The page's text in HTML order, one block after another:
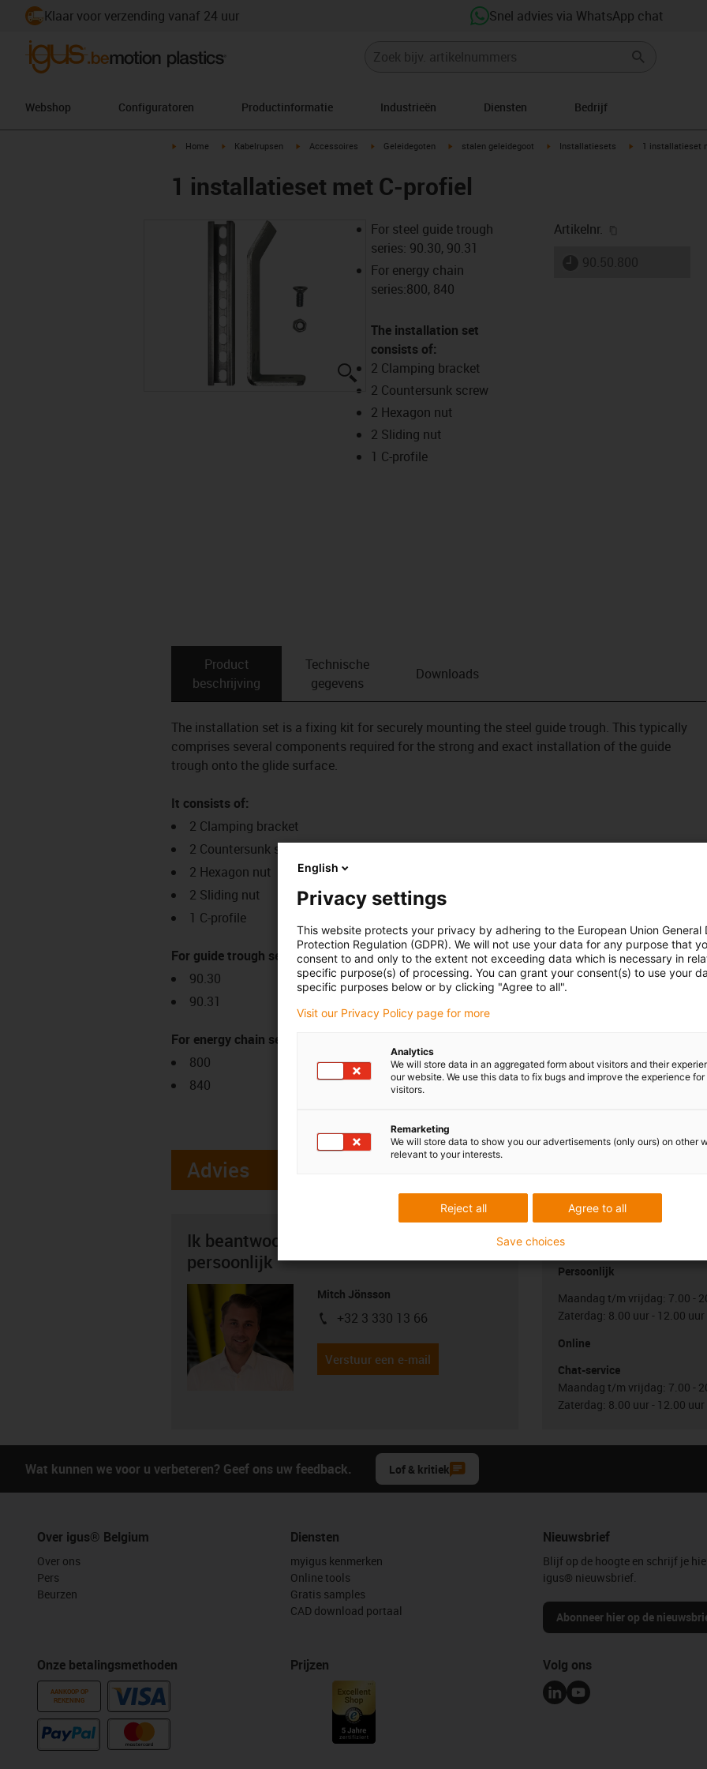
Klaar voor verzending vanaf 24 uur Snel advies via WhatsApp chat
Webshop Configuratoren Productinformatie Industrieën Diensten Bedrijf
igus-icon-arrow-right
Home igus-icon-arrow-right
Kabelrupsen igus-icon-arrow-right
Accessoires igus-icon-arrow-right
Geleidegoten igus-icon-arrow-right
stalen geleidegoot igus-icon-arrow-right
Installatiesets igus-icon-arrow-
1 installatieset
1 installatieset met C-profiel
igus-icon-lupe
For steel guide trough
series: 90.30, 90.31
For energy chain
series:800, 840
The installation set
consists of:
2 Clamping bracket
2 Countersunk screw
2 Hexagon nut
2 Sliding nut
1 C-profile
Artikelnr.
Product
beschrijving
Technische
gegevens
Downloads
The installation set is a fixing kit for securely mounting the steel guide trough. This typically
comprises several components required for the strong and exact installation of the guide
trough onto the glide surface.
It consists of:
2 Clamping bracket
2 Countersunk screw
2 Hexagon nut
2 Sliding nut
1 C-profile
For guide trough series:
90.30
90.31
For energy chain series:
800
840
Advies
Ik beantwoord graag uw vragen
persoonlijk
Mitch Jönsson
igus-icon-phone
+32 3 330 13 66
Verstuur een e-mail
Overleg en levering
Persoonlijk
Maandag t/m vrijdag: 7.00 -
Zaterdag: 8.00 uur - 12.00 uur
Online
Chat-service
Maandag t/m vrijdag: 7.00 -
Zaterdag: 8.00 uur - 12.00 uur
Wat kunnen we voor u verbeteren? Geef ons uw feedback. Lof & kritiek
Over igus® Belgium
Over ons
Pers
Beurzen
Onze betalingsmethoden
AANKOOP OP
REKENING
Diensten
myigus kenmerken
Online tools
Gratis samples
CAD download portaal
Prijzen
Nieuwsbrief
Blijf op de hoogte en schrijf je
igus® nieuwsbrief.
Abonneer hier op de
Volg ons
English
Privacy settings
This website protects your privacy by adhering to the European Union General
Protection Regulation (GDPR). We will not use your data for any purpose that
consent to and only to the extent not exceeding data which is necessary in
specific purpose(s) of processing. You can grant your consent(s) to use your
specific purposes below or by clicking "Agree to all".
Visit our Privacy Policy page for more
Analytics
We will store data in an aggregated form about visitors and their
our website. We use this data to fix bugs and improve the experience for
visitors.
Remarketing
We will store data to show you our advertisements (only ours) on other
relevant to your interests.
Agree to all
Reject all
Save choices